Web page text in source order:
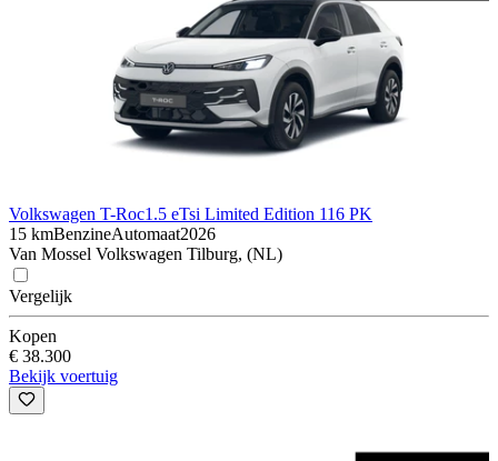
Volkswagen T-Roc1.5 eTsi Limited Edition 116 PK
15 kmBenzineAutomaat2026
Van Mossel Volkswagen Tilburg, (NL)
Vergelijk
Kopen
€ 38.300
Bekijk voertuig